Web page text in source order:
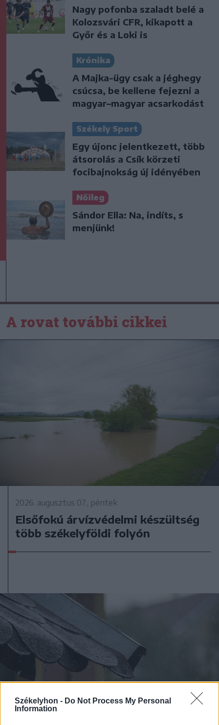
Székelyhon - Do Not Process My Personal
Information
Nagy pofonba szaladt belé a
Kolozsvári CFR, kikapott a
Győr és a Loki is
Krónika
A Majka-ügy csak a jéghegy
csúcsa, be kellene fejezni a
magyar–magyar acsarkodást
Székely Sport
Egy újonc jelentkezett, több
átsorolás a Csík körzeti
focibajnokság új idényében
Nőileg
Sándor Ella: Na, indíts, s
menjünk!
A rovat további cikkei
2026. augusztus 07., péntek
Elsőfokú árvízvédelmi készültség
több székelyföldi folyón